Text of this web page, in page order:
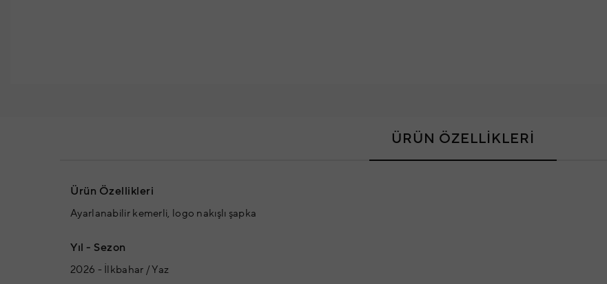
ÜRÜN ÖZELLİKLERİ
Ürün Özellikleri
Ayarlanabilir kemerli, logo nakışlı şapka
Yıl - Sezon
2026 - İlkbahar / Yaz